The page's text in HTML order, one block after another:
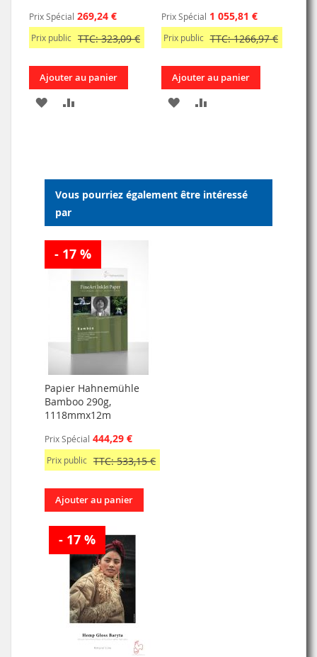
Prix Spécial 269,24 €
Prix public TTC: 323,09 €
Ajouter au panier
AJOUTER
D’ENVIE
Prix Spécial 1 055,81 €
Prix public TTC: 1266,97 €
Ajouter au panier
AJOUTER
D’ENVIE
Vous pourriez également être intéressé
par
- 17 %
Papier Hahnemühle
Bamboo 290g,
1118mmx12m
Prix Spécial 444,29 €
Prix public TTC: 533,15 €
Ajouter au panier
- 17 %